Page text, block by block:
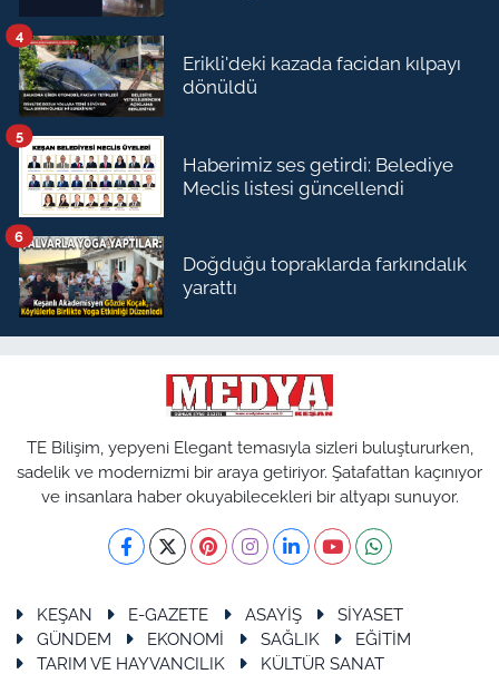
Erikli'deki kazada facidan kılpayı
dönüldü
4
Haberimiz ses getirdi: Belediye
Meclis listesi güncellendi
5
Doğduğu topraklarda farkındalık
yarattı
6
TE Bilişim, yepyeni Elegant temasıyla sizleri buluştururken,
sadelik ve modernizmi bir araya getiriyor. Şatafattan kaçınıyor
ve insanlara haber okuyabilecekleri bir altyapı sunuyor.
KEŞAN E-GAZETE ASAYİŞ
SİYASET
GÜNDEM
EKONOMİ SAĞLIK
EĞİTİM
TARIM VE HAYVANCILIK
KÜLTÜR SANAT